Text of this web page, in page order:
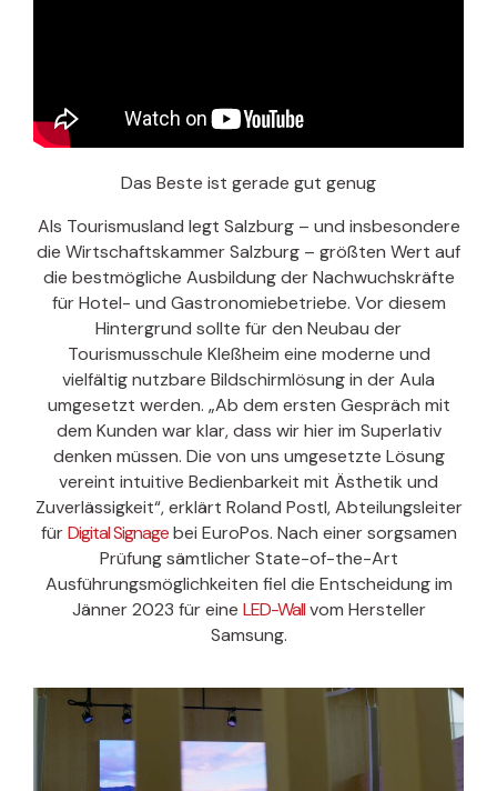
Das Beste ist gerade gut genug
Als Tourismusland legt Salzburg – und insbesondere
die Wirtschaftskammer Salzburg – größten Wert auf
die bestmögliche Ausbildung der Nachwuchskräfte
für Hotel- und Gastronomiebetriebe. Vor diesem
Hintergrund sollte für den Neubau der
Tourismusschule Kleßheim eine moderne und
vielfältig nutzbare Bildschirmlösung in der Aula
umgesetzt werden. „Ab dem ersten Gespräch mit
dem Kunden war klar, dass wir hier im Superlativ
denken müssen. Die von uns umgesetzte Lösung
vereint intuitive Bedienbarkeit mit Ästhetik und
Zuverlässigkeit“, erklärt Roland Postl, Abteilungsleiter
fürDigital Signagebei EuroPos. Nach einer sorgsamen
Prüfung sämtlicher State-of-the-Art
Ausführungsmöglichkeiten fiel die Entscheidung im
Jänner 2023 für eine LED-Wallvom Hersteller
Samsung.